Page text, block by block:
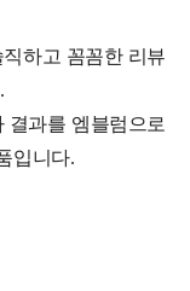
하고 꼼꼼한 리뷰
결과를 엠블럼으로
입니다.